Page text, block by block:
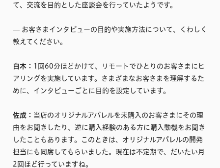
て、交流を目的とした座談会を行っていたようです。
–– お客さまインタビューの目的や実施方法について、くわしく
教えてください。
白木： 1回60分ほどかけて、リモートでひとりのお客さまにヒ
アリングを実施しています。さまざまなお客さまを理解するた
めに、インタビューごとに目的を設定しています。
佐成： 当店のオリジナルアパレルを未購入のお客さまにその理
由をお聞きしたり、逆に購入経験のある方に購入動機をお聞き
したこともあります。このときは、オリジナルアパレルの開発
担当にも同席してもらいました。現在は不定期で、だいたい月
2回ほど行っていますね。